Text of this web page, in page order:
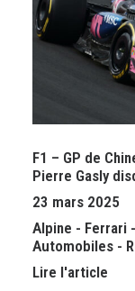
F1 – GP de
Pierre Gasly
23 mars 2025
Alpine - Ferrari -
Automobiles -
Lire l'article